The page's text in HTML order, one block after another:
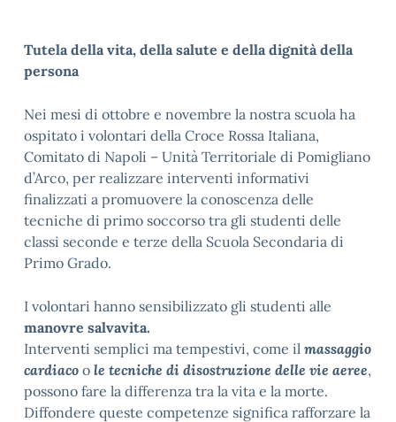
Tutela della vita, della salute e della dignità della
persona
Nei mesi di ottobre e novembre la nostra scuola ha
ospitato i volontari della Croce Rossa Italiana,
Comitato di Napoli – Unità Territoriale di Pomigliano
d’Arco, per realizzare interventi informativi
finalizzati a promuovere la conoscenza delle
tecniche di primo soccorso tra gli studenti delle
classi seconde e terze della Scuola Secondaria di
Primo Grado.
I volontari hanno sensibilizzato gli studenti alle
manovre salvavita.
Interventi semplici ma tempestivi, come il massaggio
cardiaco o le tecniche di disostruzione delle vie aeree,
possono fare la differenza tra la vita e la morte.
Diffondere queste competenze significa rafforzare la